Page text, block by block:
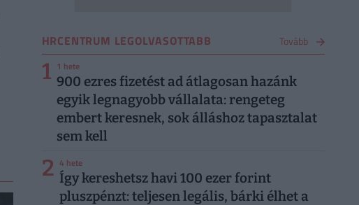
HRCENTRUM LEGOLVASOTTABB Tovább
1 1 hete
900 ezres fizetést ad átlagosan hazánk
egyik legnagyobb vállalata: rengeteg
embert keresnek, sok álláshoz tapasztalat
sem kell
2 4 hete
Így kereshetsz havi 100 ezer forint
pluszpénzt: teljesen legális, bárki élhet a